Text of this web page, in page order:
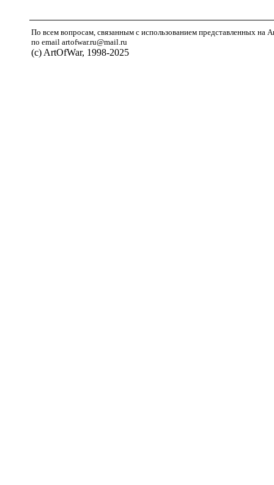
По всем вопросам, связанным с использованием представленных на
по email artofwar.ru@mail.ru
(с) ArtOfWar, 1998-2025